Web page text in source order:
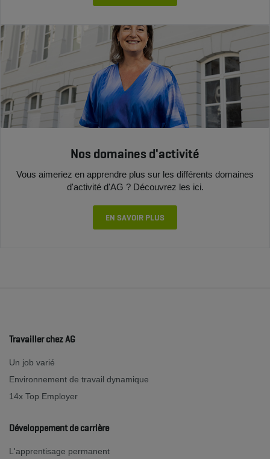
Nos domaines d'activité
Vous aimeriez en apprendre plus sur les différents domaines
d'activité d'AG ? Découvrez les ici.
EN SAVOIR PLUS
Travailler chez AG
Un job varié
Environnement de travail dynamique
14x Top Employer
Développement de carrière
L'apprentisage permanent